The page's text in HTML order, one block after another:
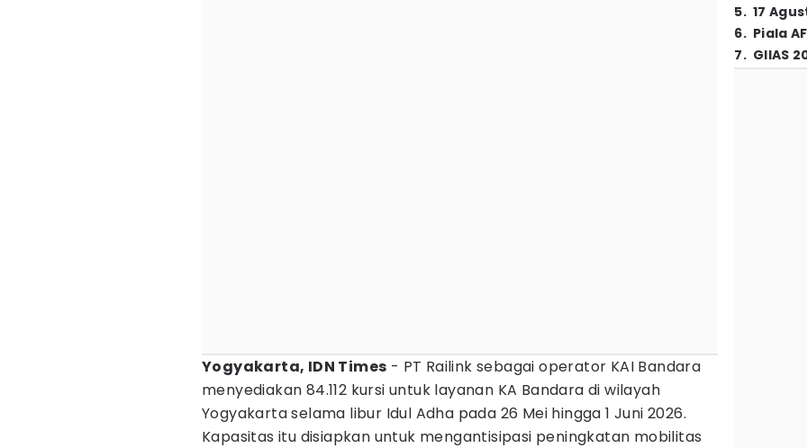
Yogyakarta, IDN Times - PT Railink sebagai operator KAI Bandara
menyediakan 84.112 kursi untuk layanan KA Bandara di wilayah
Yogyakarta selama libur Idul Adha pada 26 Mei hingga 1 Juni 2026.
Kapasitas itu disiapkan untuk mengantisipasi peningkatan mobilitas
5. 17
6. Piala
7. GIIAS